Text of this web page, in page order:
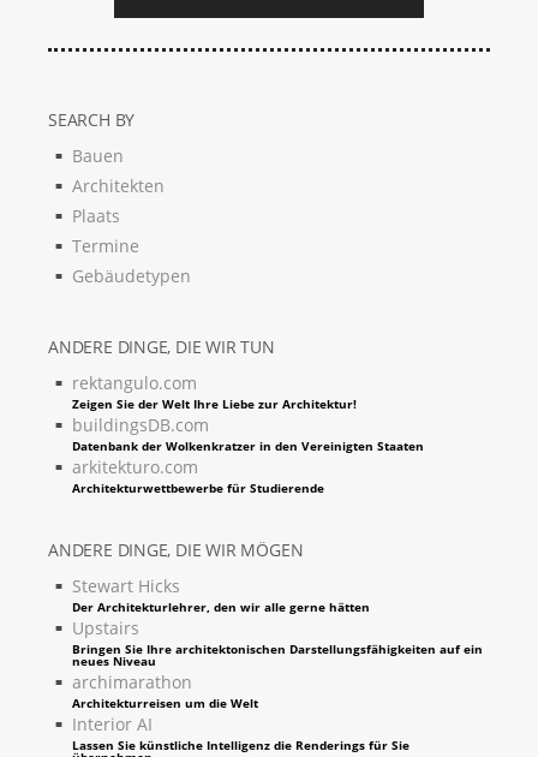
SEARCH BY
Bauen
Architekten
Plaats
Termine
Gebäudetypen
ANDERE DINGE, DIE WIR TUN
rektangulo.com
Zeigen Sie der Welt Ihre Liebe zur Architektur!
buildingsDB.com
Datenbank der Wolkenkratzer in den Vereinigten Staaten
arkitekturo.com
Architekturwettbewerbe für Studierende
ANDERE DINGE, DIE WIR MÖGEN
Stewart Hicks
Der Architekturlehrer, den wir alle gerne hätten
Upstairs
Bringen Sie Ihre architektonischen Darstellungsfähigkeiten auf ein
neues Niveau
archimarathon
Architekturreisen um die Welt
Interior AI
Lassen Sie künstliche Intelligenz die Renderings für Sie